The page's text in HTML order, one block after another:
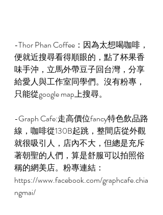
-Thor Phan Coffee：因為太想喝咖啡，
便就近搜尋看得順眼的，點了杯果香
味手沖，立馬外帶豆子回台灣，分享
給愛人與工作室同學們。沒有粉專，
只能從google map上搜尋。
-Graph Cafe:走高價位fancy特色飲品路
線，咖啡從130B起跳，整間店從外觀
就很吸引人，店內不大，但總是充斥
著朝聖的人們，算是舒服可以拍照俗
稱的網美店。粉專連結：
https://www.facebook.com/graphcafe.chia
ngmai/